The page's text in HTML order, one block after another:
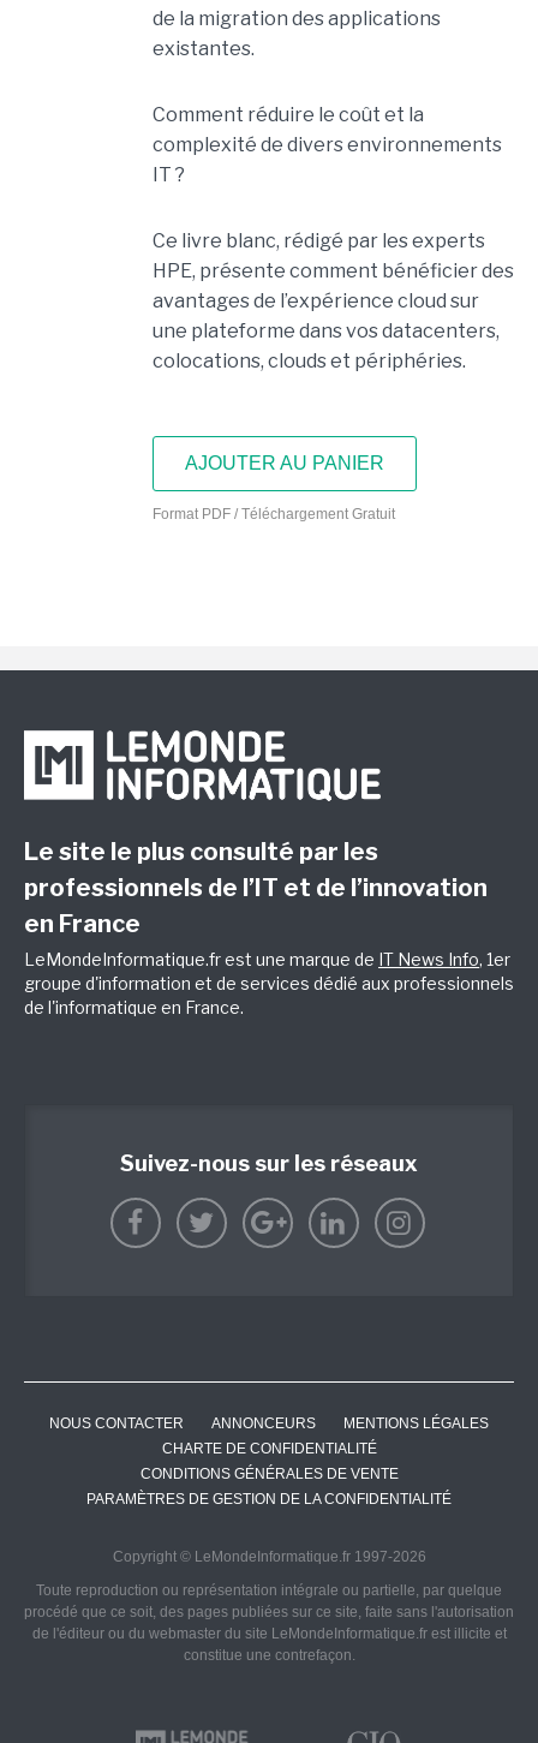
de la migration des applications
existantes.
Comment réduire le coût et la
complexité de divers environnements
IT ?
Ce livre blanc, rédigé par les experts
HPE, présente comment bénéficier des
avantages de l’expérience cloud sur
une plateforme dans vos datacenters,
colocations, clouds et périphéries.
AJOUTER AU PANIER
Format PDF / Téléchargement Gratuit
Le site le plus consulté par les
professionnels de l’IT et de l’innovation
en France
LeMondeInformatique.fr est une marque de IT News Info, 1er
groupe d'information et de services dédié aux professionnels
de l'informatique en France.
Suivez-nous sur les réseaux
NOUS CONTACTER ANNONCEURS
MENTIONS LÉGALES
CHARTE DE CONFIDENTIALITÉ
CONDITIONS GÉNÉRALES DE VENTE
PARAMÈTRES DE GESTION DE LA CONFIDENTIALITÉ
Copyright © LeMondeInformatique.fr 1997-2026
Toute reproduction ou représentation intégrale ou partielle, par quelque
procédé que ce soit, des pages publiées sur ce site, faite sans l'autorisation
de l'éditeur ou du webmaster du site LeMondeInformatique.fr est illicite et
constitue une contrefaçon.